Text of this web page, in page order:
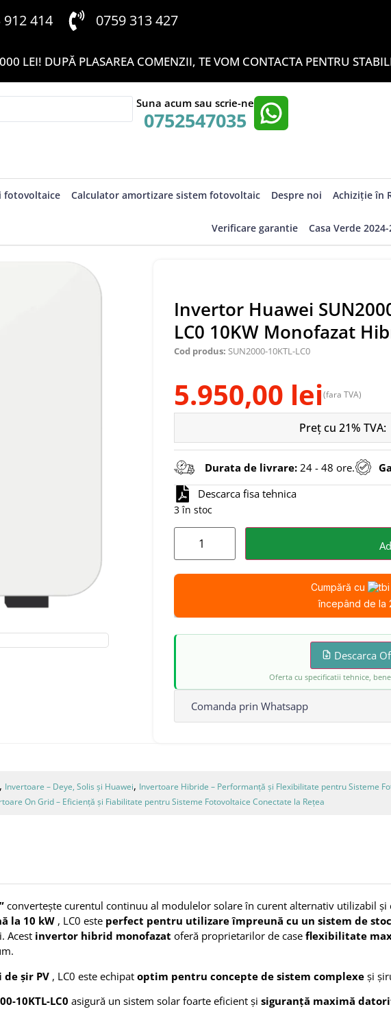
414 0759 313 427
LEI! DUPĂ PLASAREA COMENZII, TE VOM CONTACTA PENTRU
Suna acum sau scrie-ne
0752547035
fotovoltaice Calculator amortizare sistem fotovoltaic Despre noi Achiziție în
Verificare garantie Casa Verde
Invertor Huawei
LC0 10KW Monofazat
Cod produs: SUN2000-10KTL-LC0
5.950,00 lei(fara TVA)
Preț cu 21% TVA:
Durata de livrare: 24 - 48 ore.
Descarca fisa tehnica
3 în stoc
Cumpără cu
începând de la
Descarca
Oferta cu specificatii tehnice,
Comanda prin Whatsapp
, Invertoare – Deye, Solis și Huawei, Invertoare Hibride – Performanță și Flexibilitate pentru Sisteme
On Grid – Eficiență și Fiabilitate pentru Sisteme Fotovoltaice Conectate la Rețea
convertește curentul continuu al modulelor solare în curent alternativ utilizabil și
la 10 kW , LC0 este perfect pentru utilizare împreună cu un sistem de
Acest invertor hibrid monofazat oferă proprietarilor de case flexibilitate
șir PV , LC0 este echipat optim pentru concepte de sistem complexe și
10KTL-LC0 asigură un sistem solar foarte eficient și siguranță maximă